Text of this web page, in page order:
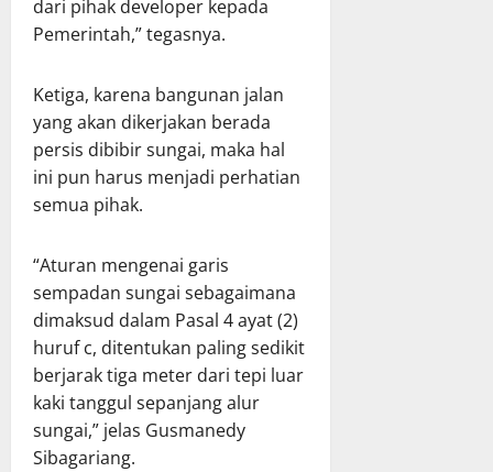
dari pihak developer kepada
Pemerintah,” tegasnya.
Ketiga, karena bangunan jalan
yang akan dikerjakan berada
persis dibibir sungai, maka hal
ini pun harus menjadi perhatian
semua pihak.
“Aturan mengenai garis
sempadan sungai sebagaimana
dimaksud dalam Pasal 4 ayat (2)
huruf c, ditentukan paling sedikit
berjarak tiga meter dari tepi luar
kaki tanggul sepanjang alur
sungai,” jelas Gusmanedy
Sibagariang.